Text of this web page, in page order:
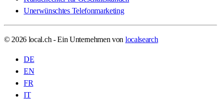
Unerwünschtes Telefonmarketing
© 2026 local.ch - Ein Unternehmen von localsearch
DE
EN
FR
IT